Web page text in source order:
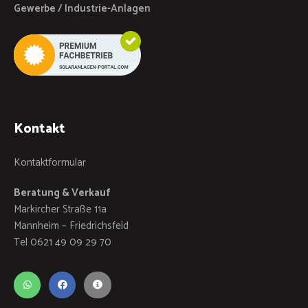
Gewerbe / Industrie-Anlagen
Kontakt
Kontaktformular
Beratung & Verkauf
Markircher Straße 11a
Mannheim – Friedrichsfeld
Tel 0621 49 09 29 70